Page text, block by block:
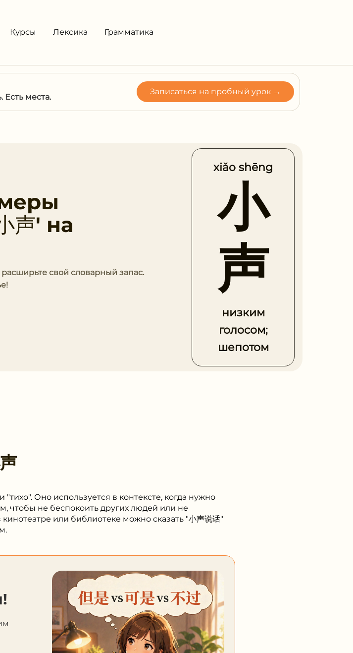
Курсы Лексика Грамматика
места.
Записаться на пробный урок →
声' на
расширьте свой словарный запас.
xiǎo shēng
小
声
низким
голосом;
шепотом
Оно используется в контексте, когда нужно
чтобы не беспокоить других людей или не
или библиотеке можно сказать "小声说话"